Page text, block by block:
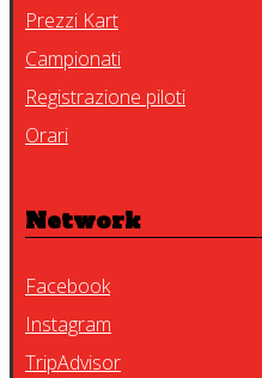
Prezzi Kart
Campionati
Registrazione piloti
Orari
Network
Facebook
Instagram
TripAdvisor